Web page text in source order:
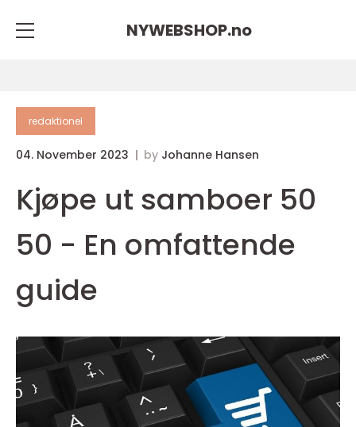
NYWEBSHOP.no
redaktionel
04. November 2023 by Johanne Hansen
Kjøpe ut samboer 50
50 - En omfattende
guide